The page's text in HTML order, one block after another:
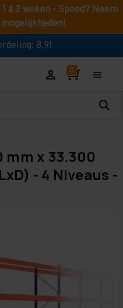
á 2 weken - Spoed? Neem
8,9!
x 33.300
- 4 Niveaus -